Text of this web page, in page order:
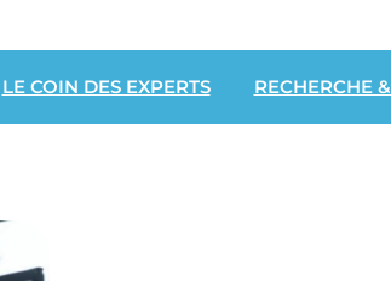
LE COIN DES EXPERTS RECHERCHE